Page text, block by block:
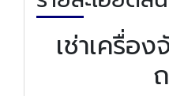
เช่าเครื่อ